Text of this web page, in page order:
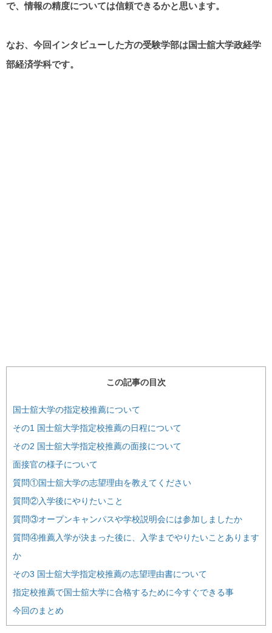
で、情報の精度については信頼できるかと思います。
なお、今回インタビューした方の受験学部は国士舘大学政経学
部経済学科です。
この記事の目次
国士舘大学の指定校推薦について
その1 国士舘大学指定校推薦の日程について
その2 国士舘大学指定校推薦の面接について
面接官の様子について
質問①国士舘大学の志望理由を教えてください
質問②入学後にやりたいこと
質問③オープンキャンパスや学校説明会には参加しましたか
質問④推薦入学が決まった後に、入学までやりたいことあります
か
その3 国士舘大学指定校推薦の志望理由書について
指定校推薦で国士舘大学に合格するために今すぐできる事
今回のまとめ